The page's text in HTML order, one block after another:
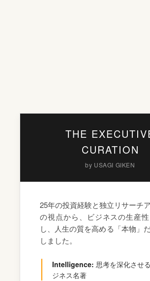
THE
CURATION
by USAGI GIKEN
25年の投資経験と独立リサーチ
の視点から、ビジネスの生産
し、人生の質を高める「本物」
しました。
Intelligence: 思考を深化させ
ジネス名著